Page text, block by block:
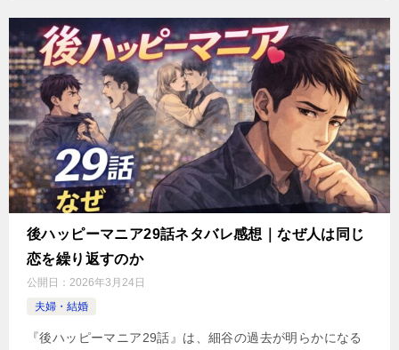
後ハッピーマニア29話ネタバレ感想｜なぜ人は同じ
恋を繰り返すのか
公開日： 2026年3月24日
夫婦・結婚
『後ハッピーマニア29話』は、細谷の過去が明らかになる